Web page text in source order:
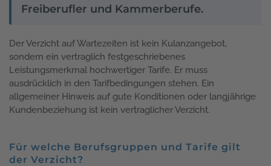
Freiberufler und Kammerberufe.
Der Verzicht auf Wartezeiten ist kein Kulanzangebot,
sondern ein vertraglich festgeschriebenes
Leistungsmerkmal hochwertiger Tarife. Er muss
ausdrücklich in den Tarifbedingungen stehen. Ein
allgemeiner Hinweis auf gute Konditionen oder langjährige
Kundenbeziehung ist kein vertraglicher Verzicht.
Für welche Berufsgruppen und Tarife gilt
der Verzicht?